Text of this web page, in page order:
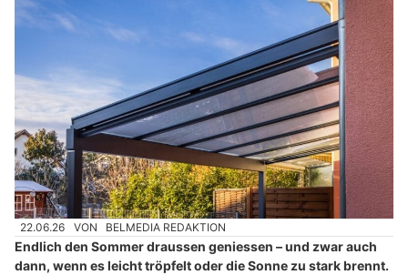
22.06.26 VON BELMEDIA REDAKTION
Endlich den Sommer draussen geniessen – und zwar auch
dann, wenn es leicht tröpfelt oder die Sonne zu stark brennt.